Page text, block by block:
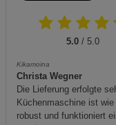
5.0 / 5.0
Kikamoina
Christa Wegner
Die Lieferung erfolgte
Küchenmaschine ist
robust und funktioniert